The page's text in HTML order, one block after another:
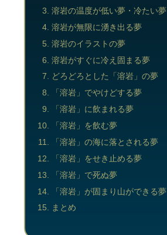
溶岩の温度が低い夢・冷たい夢
溶岩が無限に湧き出る夢
溶岩のイラストの夢
溶岩がすぐに冷え固まる夢
どろどろとした「溶岩」の夢
「溶岩」でやけどする夢
「溶岩」に飲まれる夢
「溶岩」を飲む夢
「溶岩」の海に落とされる夢
「溶岩」をせき止める夢
「溶岩」で死ぬ夢
「溶岩」が固まり山ができる夢
まとめ